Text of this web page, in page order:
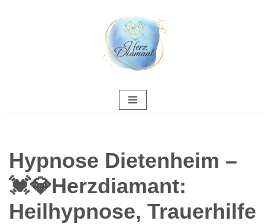
Hypnose Dietenheim –
💓️💎Herzdiamant:
Heilhypnose, Trauerhilfe